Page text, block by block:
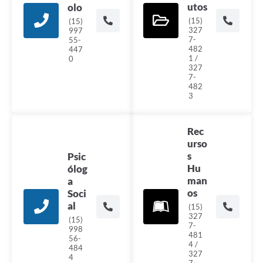
olo
(15)
997
55-
447
0
utos
(15)
327
7-
482
1 /
327
7-
482
3
Psic
ólog
a
Soci
al
(15)
998
56-
484
4
Rec
urso
s
Hu
man
os
(15)
327
7-
481
4 /
327